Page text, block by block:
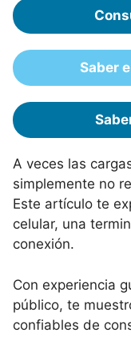
Saber
A veces las
simplemente no
Este artículo te
celular, una
conexión.
Con experiencia
público, te
confiables de